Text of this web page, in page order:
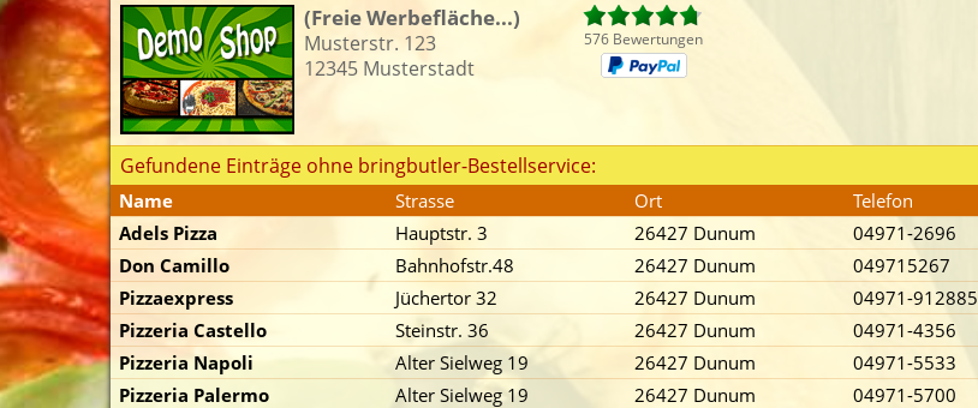
Sicherheit
Kontakt
Kontakt
(Freie Werbefläche...)
Musterstr. 123
12345 Musterstadt
576 Bewertungen
Gefundene Einträge ohne bringbutler-Bestellservice:
Name Strasse Ort
Telefon
Adels Pizza
Hauptstr. 3 26427 Dunum
04971-2696
Don Camillo
Bahnhofstr.48 26427 Dunum
049715267
Pizzaexpress
Jüchertor 32 26427 Dunum
04971-912885
Pizzeria Castello
Steinstr. 36 26427 Dunum
04971-4356
Pizzeria Napoli
Alter Sielweg 19 26427 Dunum
04971-5533
Pizzeria Palermo
Alter Sielweg 19 26427 Dunum 04971-5700